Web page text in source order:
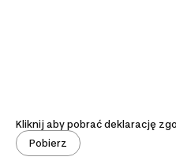
Kliknij aby pobrać deklarację
Pobierz